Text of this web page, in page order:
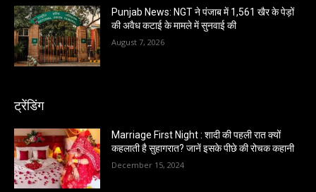
Punjab News: NGT ने पंजाब में 1,561 खैर के पेड़ों
की अवैध कटाई के मामले में सुनवाई की
August 7, 2026
ट्रेंडिंग
Marriage First Night : शादी की पहली रात क्यों
कहलाती है सुहागरात? जानें इसके पीछे की रोचक कहानी
December 15, 2024